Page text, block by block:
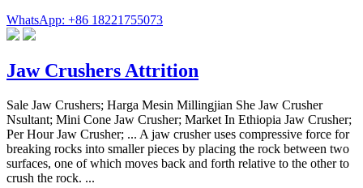
WhatsApp: +86 18221755073
Jaw Crushers Attrition
Sale Jaw Crushers; Harga Mesin Millingjian She Jaw Crusher
Nsultant; Mini Cone Jaw Crusher; Market In Ethiopia Jaw Crusher;
Per Hour Jaw Crusher; ... A jaw crusher uses compressive force for
breaking rocks into smaller pieces by placing the rock between two
surfaces, one of which moves back and forth relative to the other to
crush the rock. ...